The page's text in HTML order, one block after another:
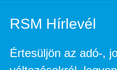
RSM Hírlevél
Értesüljön az adó-,